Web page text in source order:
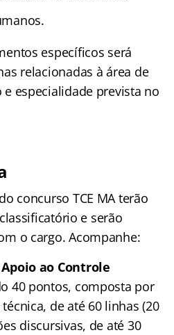
específicos será
relacionadas à área de
especialidade prevista no
concurso TCE MA terão
e serão
o cargo. Acompanhe:
ao Controle
40 pontos, composta por
de até 60 linhas (20
discursivas, de até 30